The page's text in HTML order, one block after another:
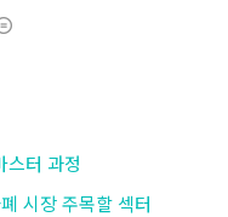
스터 과정
시장 주목할 섹터